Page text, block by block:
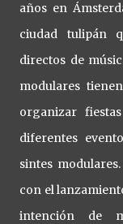
años en
ciudad tulipán
directos de
modulares
organizar
diferentes
sintes
con el
intención de